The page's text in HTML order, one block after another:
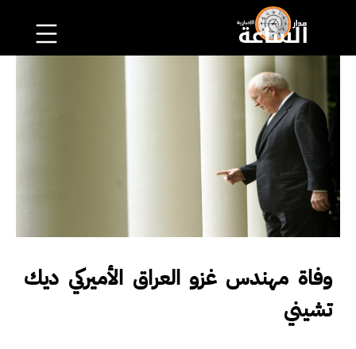
وفاة مهندس غزو العراق الأميركي ديك
تشيني